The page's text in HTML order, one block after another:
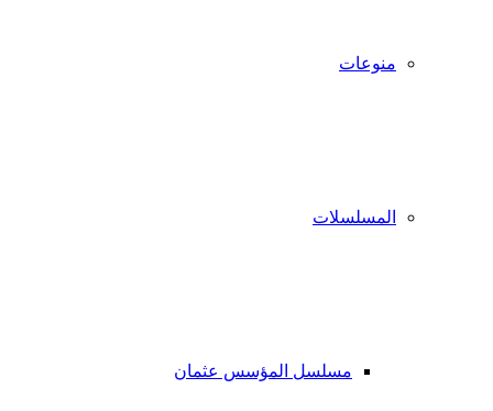
منوعات
المسلسلات
مسلسل المؤسس عثمان